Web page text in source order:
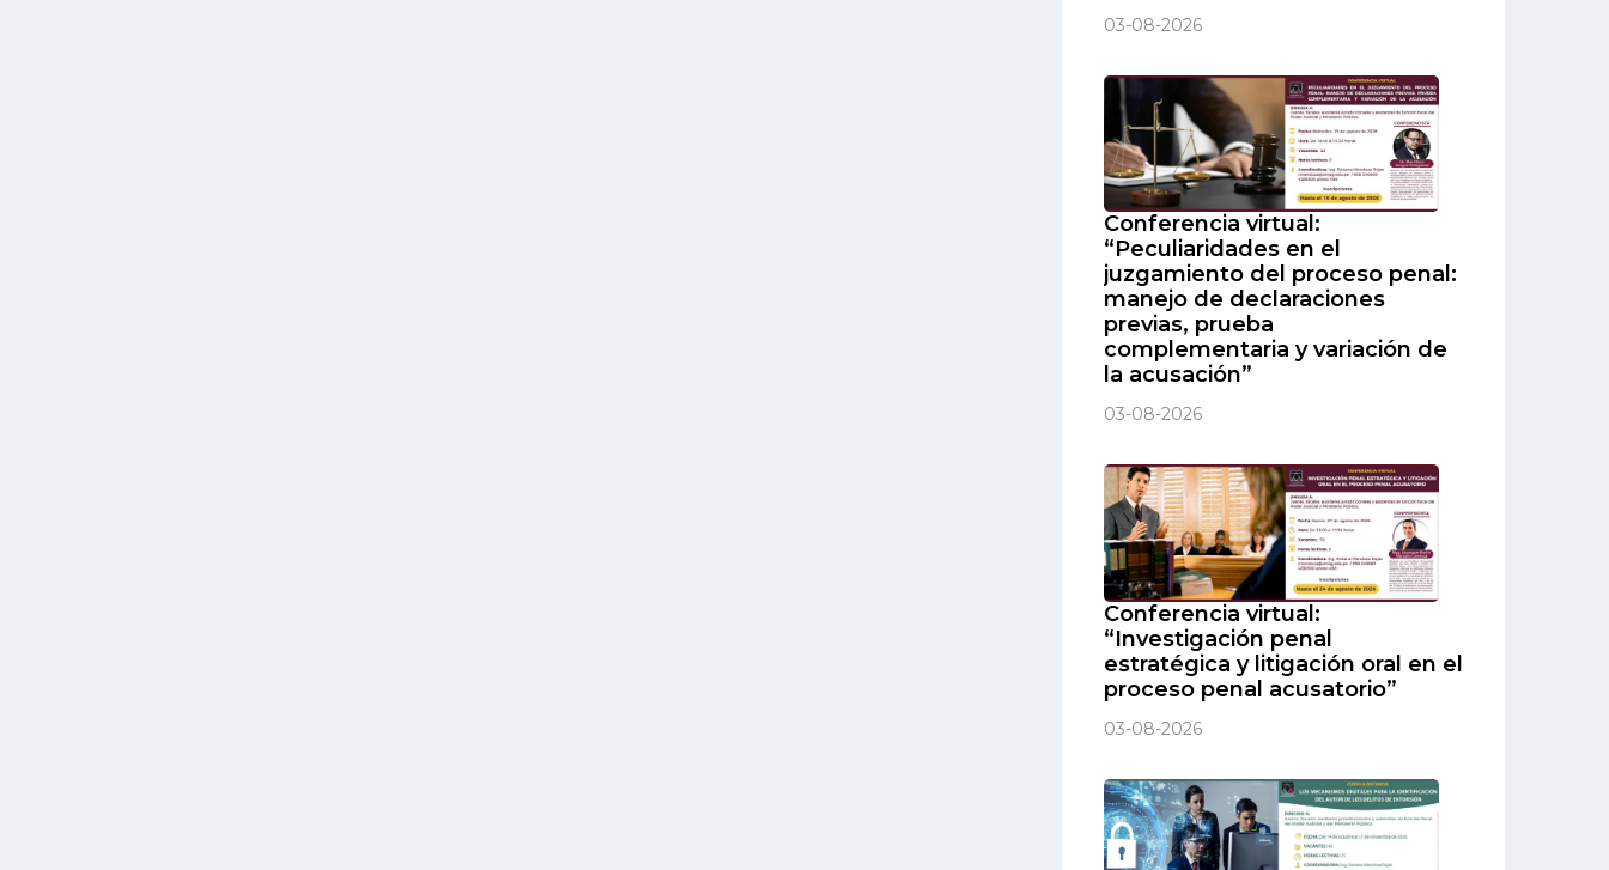
03-08-2026
Conferencia virtual:
“Peculiaridades en el
juzgamiento del proceso penal:
manejo de declaraciones
previas, prueba
complementaria y variación de
la acusación”
03-08-2026
Conferencia virtual:
“Investigación penal
estratégica y litigación oral en el
proceso penal acusatorio”
03-08-2026